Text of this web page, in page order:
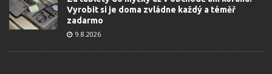
Vyrobit si je doma zvládne každý a téměř
zadarmo
9.8.2026